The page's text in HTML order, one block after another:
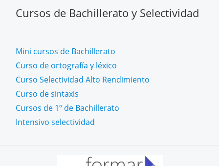
Cursos de Bachillerato y Selectividad
Mini cursos de Bachillerato
Curso de ortografía y léxico
Curso Selectividad Alto Rendimiento
Curso de sintaxis
Cursos de 1º de Bachillerato
Intensivo selectividad